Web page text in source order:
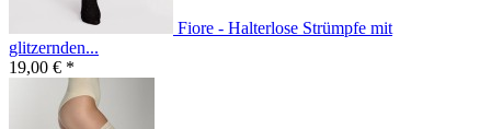
Fiore - Halterlose Strümpfe mit
glitzernden...
19,00 € *